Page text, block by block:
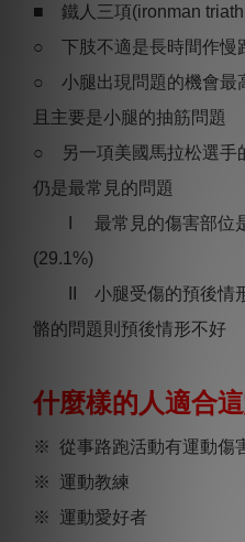
■ 鐵人三項(ironman
○ 下肢不適是長時間作慢
○ 小腿出現問題的機會最
且主要是小腿的抽筋問題
○ 另一項美國馬拉松選手
仍是最常見的問題
I 最常見的傷害部位是
(29.1%)
II 小腿受傷的預後情形
骼的問題則預後情形不好
什麼樣的人適合
※ 從事路跑活動有運動傷
※ 運動教練
※ 運動愛好者